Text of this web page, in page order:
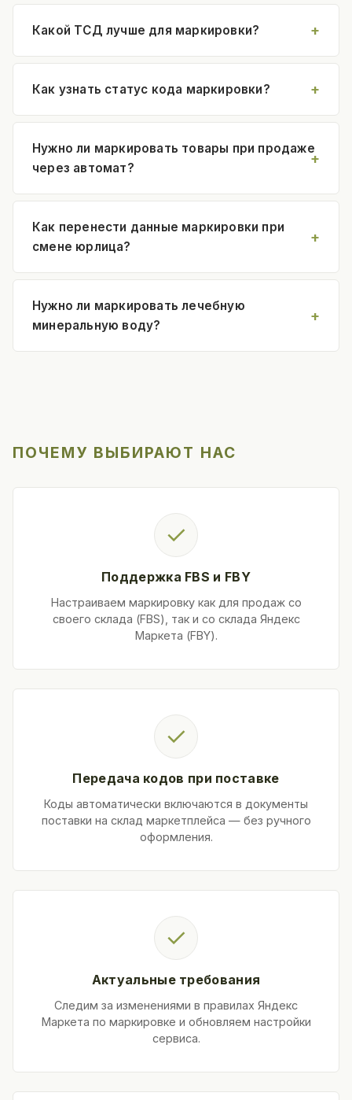
Какой ТСД лучше для маркировки?
Как узнать статус кода маркировки?
Нужно ли маркировать товары при продаже
через автомат?
Как перенести данные маркировки при
смене юрлица?
Нужно ли маркировать лечебную
минеральную воду?
ПОЧЕМУ ВЫБИРАЮТ НАС
✓
Поддержка FBS и FBY
Настраиваем маркировку как для продаж со
своего склада (FBS), так и со склада Яндекс
Маркета (FBY).
✓
Передача кодов при поставке
Коды автоматически включаются в документы
поставки на склад маркетплейса — без ручного
оформления.
✓
Актуальные требования
Следим за изменениями в правилах Яндекс
Маркета по маркировке и обновляем настройки
сервиса.